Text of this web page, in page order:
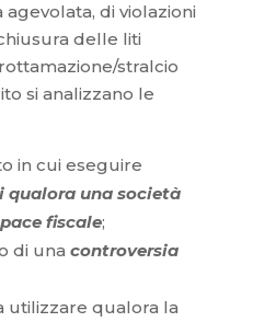
di violazioni
delle liti
stralcio
si analizzano le
in cui eseguire
qualora una società
fiscale;
di una controversia
utilizzare qualora la